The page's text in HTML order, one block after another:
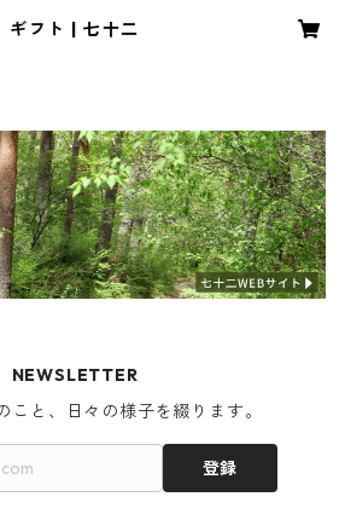
ギフト | 七十二
NEWSLETTER
こと、日々の様子を綴ります。
登録